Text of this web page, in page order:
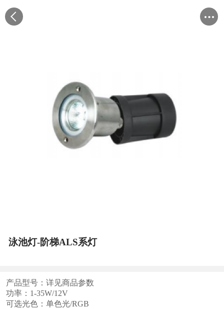
泳池灯-阶梯ALS系灯
产品型号：详见商品参数
功率：1-35W/12V
可选光色：单色光/RGB